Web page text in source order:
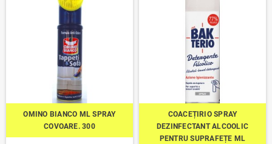
OMINO BIANCO ML SPRAY
COVOARE. 300
COACEȚIRIO SPRAY
DEZINFECTANT ALCOOLIC
PENTRU SUPRAFEȚE ML